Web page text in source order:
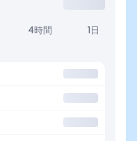
4時間 1日